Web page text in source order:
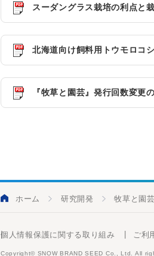
スーダングラス栽培の利点と
北海道向け飼料用トウモロコ
『牧草と園芸』発行回数変
ホーム 研究開発 牧草と園芸
個人情報保護に関する取り組み ご利
Copyright© SNOW BRAND SEED Co., Ltd. All